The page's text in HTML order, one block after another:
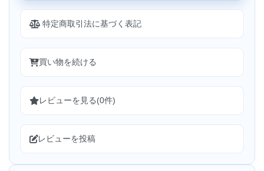
特定商取引法に基づく表記
買い物を続ける
レビューを見る(0件)
レビューを投稿